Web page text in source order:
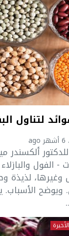
لتناول
ألكسندر
- الفول
وغيرها، لذيذة
ويوضح